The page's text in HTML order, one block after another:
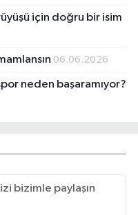
için doğru bir isim
06.06.2026
neden başaramıyor?